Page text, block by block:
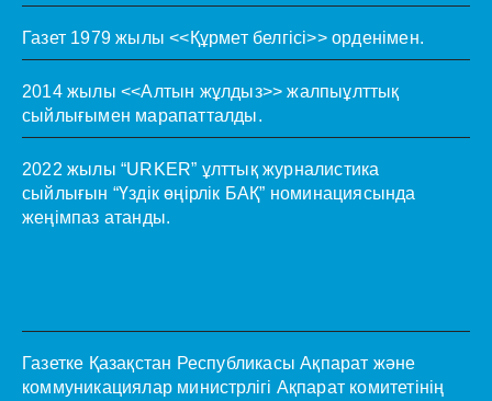
Газет 1979 жылы <<Құрмет белгісі>> орденімен.
2014 жылы <<Алтын жұлдыз>> жалпыұлттық
сыйлығымен марапатталды.
2022 жылы “URKER” ұлттық журналистика
сыйлығын “Үздік өңірлік БАҚ” номинациясында
жеңімпаз атанды.
Газетке Қазақстан Республикасы Ақпарат және
коммуникациялар министрлігі Ақпарат комитетінің